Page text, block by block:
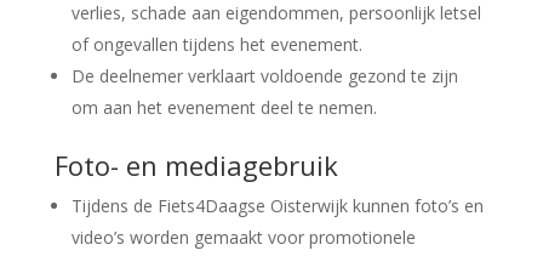
verlies, schade aan eigendommen, persoonlijk letsel
of ongevallen tijdens het evenement.
De deelnemer verklaart voldoende gezond te zijn
om aan het evenement deel te nemen.
Foto- en mediagebruik
Tijdens de Fiets4Daagse Oisterwijk kunnen foto’s en
video’s worden gemaakt voor promotionele